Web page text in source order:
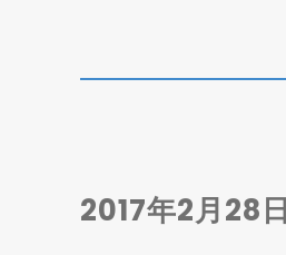
2017年2月28日